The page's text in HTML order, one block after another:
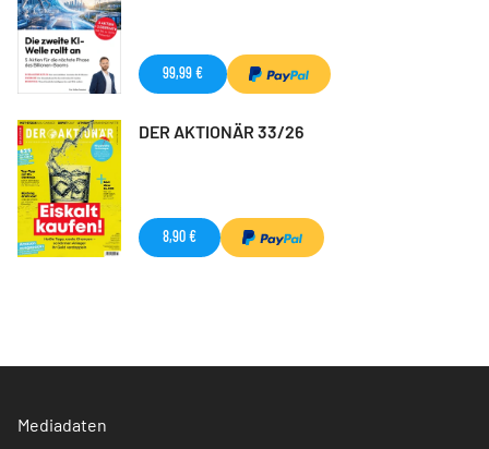
99,99 €
DER AKTIONÄR 33/26
8,90 €
Mediadaten